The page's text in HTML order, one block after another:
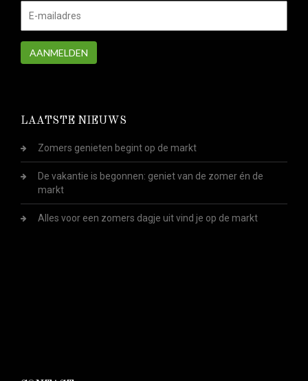
AANMELDEN
LAATSTE NIEUWS
Zomers genieten begint op de markt
De vakantie is begonnen: geniet van de zomer én de
markt
Alles voor een zomers dagje uit vind je op de markt